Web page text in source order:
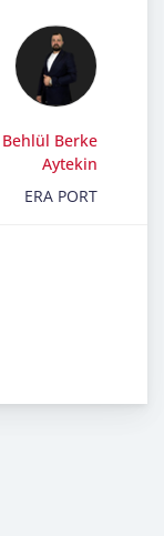
Behlül Berke
Aytekin
ERA PORT